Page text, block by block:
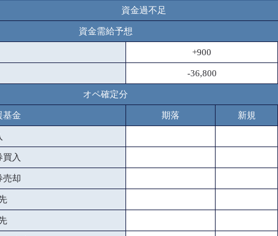
資金過不足
資金需給予想
+900
-36,800
オペ確定分
基金 期落 新規
買入
売却